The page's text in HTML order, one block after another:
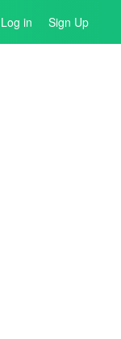
Log in Sign Up